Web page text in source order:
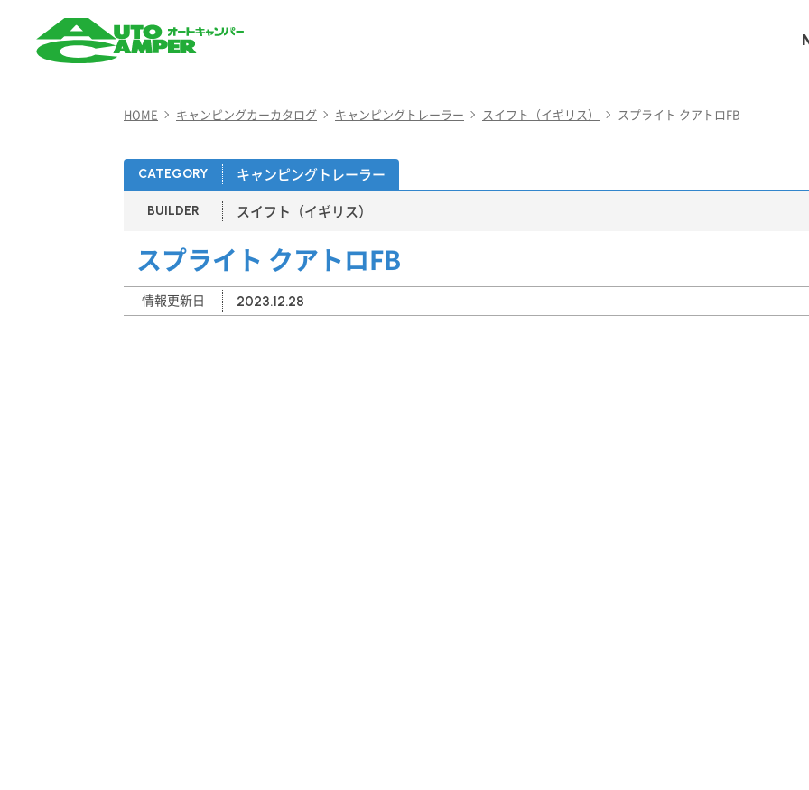
キャンパー）
HOME キャンピングカーカタログ キャンピングトレーラー スイフト（イギリス） スプライト クアトロFB
CATEGORY キャンピングトレーラー
BUILDER スイフト（イギリス）
スプライト クアトロFB
情報更新日 2023.12.28